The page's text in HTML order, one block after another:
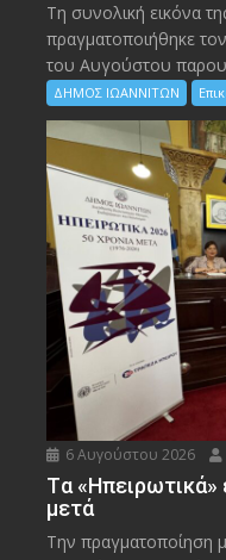
Τη συνολική εικόνα
πραγματοποιήθηκε
του Αυγούστου
ΔΗΜΟΣ ΙΩΑΝΝΙΤΩΝ
6 Αυγούστου 2026
Tα «Ηπειρωτικά»
μετά
Την πραγματοποίηση